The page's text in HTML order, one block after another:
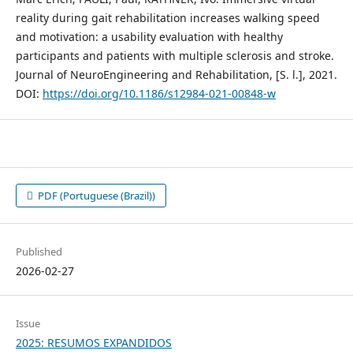
reality during gait rehabilitation increases walking speed
and motivation: a usability evaluation with healthy
participants and patients with multiple sclerosis and stroke.
Journal of NeuroEngineering and Rehabilitation, [S. l.], 2021.
DOI: https://doi.org/10.1186/s12984-021-00848-w
PDF (Portuguese (Brazil))
Published
2026-02-27
Issue
2025: RESUMOS EXPANDIDOS